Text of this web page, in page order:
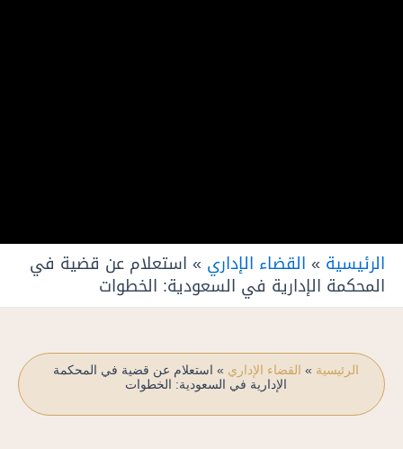
الرئيسية » القضاء الإداري » استعلام عن قضية في
المحكمة الإدارية في السعودية: الخطوات
الرئيسية » القضاء الإداري » استعلام عن قضية في المحكمة
الإدارية في السعودية: الخطوات